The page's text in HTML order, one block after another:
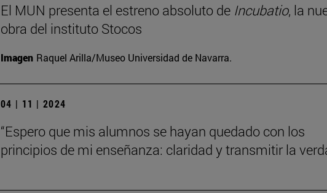
El MUN presenta el estreno absoluto de Incubatio, la
obra del instituto Stocos
Imagen Raquel Arilla/Museo Universidad de Navarra.
04 | 11 | 2024
“Espero que mis alumnos se hayan quedado con los
principios de mi enseñanza: claridad y transmitir la